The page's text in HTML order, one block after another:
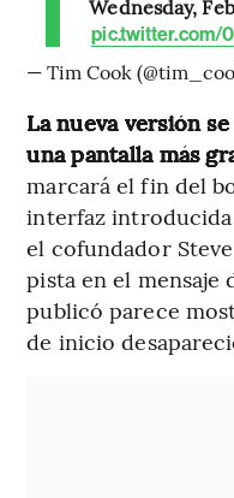
Wednesday,
pic.twitter.com/
— Tim Cook
La nueva versión
una pantalla más
marcará el fin del
interfaz
el cofundador
pista en el mensaje
publicó parece
de inicio